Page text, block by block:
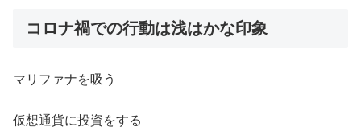
コロナ禍での行動は浅はかな印象
マリファナを吸う
仮想通貨に投資をする